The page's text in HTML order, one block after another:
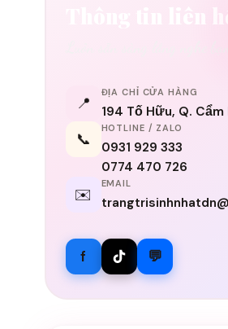
Thông tin liên
📍
ĐỊA CHỈ CỬA HÀNG
194 Tố Hữu, Q. Cẩm
📞
HOTLINE / ZALO
0931 929 333
0774 470 726
✉️
EMAIL
f 💬